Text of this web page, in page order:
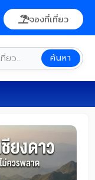
จองที่เที่ยว
ค้นหา